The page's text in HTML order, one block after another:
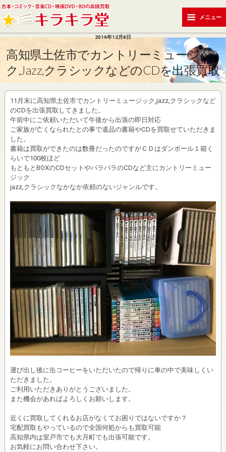
メニュー
2016年12月8日
高知県土佐市でカントリーミュージッ
ク,jazz,クラシックなどのCDを出張買取
11月末に高知県土佐市でカントリーミュージック,jazz,クラシックなど
のCDを出張買取してきました。
午前中にご依頼いただいて午後から出張の即日対応
ご家族が亡くなられたとの事で遺品の書籍やCDを買取せていただきま
した。
書籍は買取ができたのは数冊だったのですがＣＤはダンボール１箱く
らいで100枚ほど
もともとBOXのCDセットやバラバラのCDなど主にカントリーミュー
ジック
jazz,クラシックなかなか依頼のないジャンルです。
運び出し後に缶コーヒーをいただいたので帰りに車の中で美味しくい
ただきました。
ご利用いただきありがとうございました。
また機会があればよろしくお願いします。
近くに買取してくれるお店がなくてお困りではないですか？
宅配買取もやっているので全国何処からも買取可能
高知県内は室戸市でも大月町でも出張可能です。
お気軽にお問い合わせ下さい。